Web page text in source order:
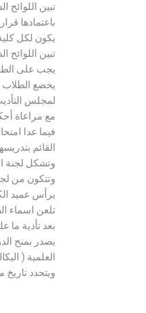
تبين
باعتمادها
يكون لكل
تبين اللوائح
يجب على
يخضع الطلاب
لمجلس
مع مراعاة
فيما عدا
القائم
وتشكل لجنة
وتتكون من
يرأس عميد
تلعن اسماء
بعد تأدية ما
يصدر بمنح
العلمية (
ويتحدد تاريخ